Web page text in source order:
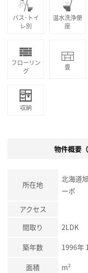
バス･トイ
レ別
温水洗浄便
座
フローリン
グ
畳
収納
物件概要
所在地
北海道
ーポ
アクセス
間取り
2LDK
築年数 1996
面積 m²